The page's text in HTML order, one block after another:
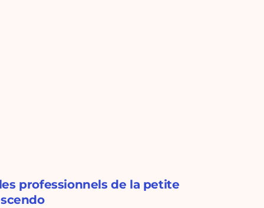
professionnels de la petite